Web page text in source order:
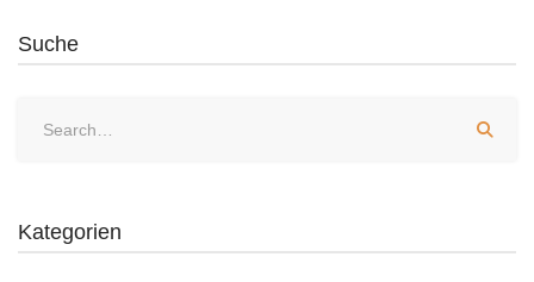
Suche
Kategorien